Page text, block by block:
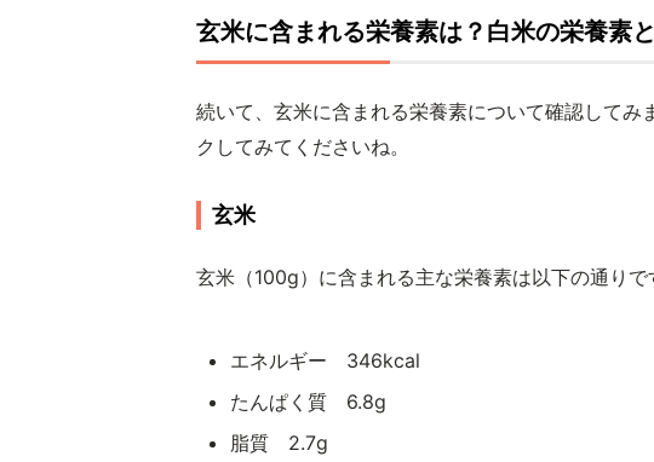
玄米に含まれる栄養素は？白米の栄養素
続いて、玄米に含まれる栄養素について確認してみ
クしてみてくださいね。
玄米
玄米（100g）に含まれる主な栄養素は以下の通りで
エネルギー 346kcal
たんぱく質 6.8g
脂質 2.7g